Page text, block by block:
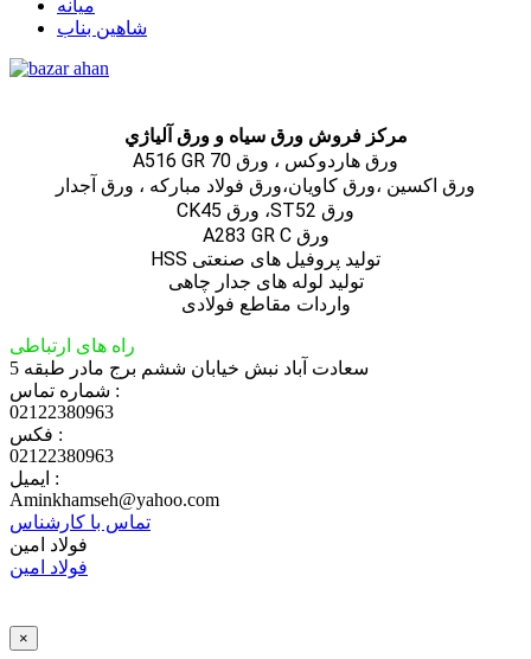
میانه
شاهین بناب
مركز فروش ورق سياه و ورق آلياژي
ورق هاردوکس ، ورق A516 GR 70
ورق اكسين ،ورق كاويان،ورق فولاد مباركه ، ورق آجدار
ورق ST52، ورق CK45
ورق A283 GR C
تولید پروفیل های صنعتی HSS
تولید لوله های جدار چاهی
واردات مقاطع فولادی
راه های ارتباطی
سعادت آباد نبش خیابان ششم برج مادر طبقه 5
شماره تماس :
02122380963
فکس :
02122380963
ایمیل :
Aminkhamseh@yahoo.com
تماس با کارشناس
فولاد امین
فولاد امین
×